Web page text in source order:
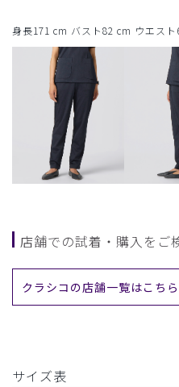
身長171 cm バスト82 cm ウエス
店舗での試着・購入をご
クラシコの店舗一覧はこちら
サイズ表